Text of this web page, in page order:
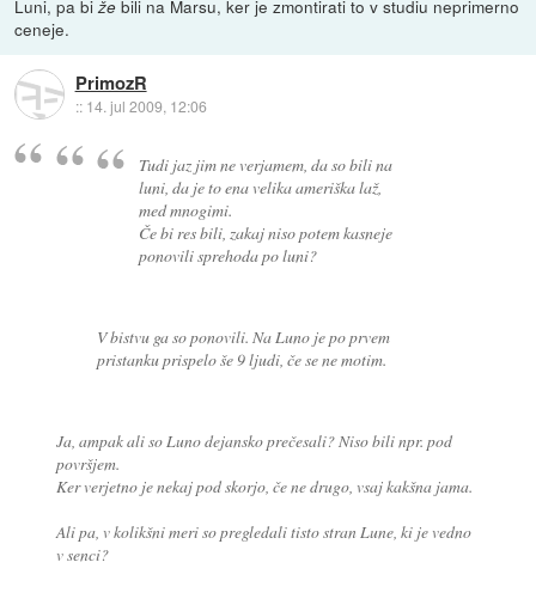
Luni, pa biže bili na Marsu, ker je zmontirati to v studiu neprimerno
ceneje.
PrimozR
:: 14. jul 2009, 12:06
Tudi jaz jim ne verjamem, da so bili na
luni, da je to ena velika ameriška laž,
med mnogimi.
Če bi res bili, zakaj niso potem kasneje
ponovili sprehoda po luni?
V bistvu ga so ponovili. Na Luno je po prvem
pristanku prispelo še 9 ljudi, če se ne motim.
Ja, ampak ali so Luno dejansko prečesali? Niso bili npr. pod
površjem.
Ker verjetno je nekaj pod skorjo, če ne drugo, vsaj kakšna jama.
Ali pa, v kolikšni meri so pregledali tisto stran Lune, ki je vedno
v senci?